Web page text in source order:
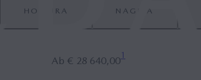
HOMURA NAGISA
Ab € 28 640,001